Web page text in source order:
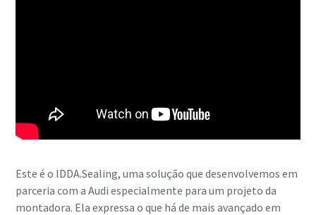
Este é o IDDA.Sealing, uma solução que desenvolvemos em
parceria com a Audi especialmente para um projeto da
montadora. Ela expressa o que há de mais avançado em